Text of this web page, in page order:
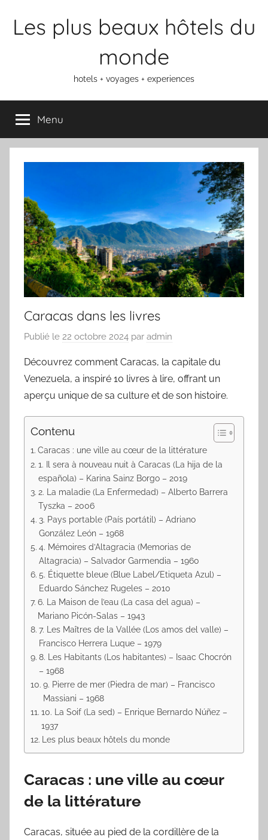
Les plus beaux hôtels du
monde
hotels + voyages + experiences
Menu
Caracas dans les livres
Publié le 22 octobre 2024 par admin
Découvrez comment Caracas, la capitale du
Venezuela, a inspiré 10 livres à lire, offrant un
aperçu unique de sa culture et de son histoire.
Contenu
Caracas : une ville au cœur de la littérature
1. Il sera à nouveau nuit à Caracas (La hija de la
española) – Karina Sainz Borgo – 2019
2. La maladie (La Enfermedad) – Alberto Barrera
Tyszka – 2006
3. Pays portable (País portátil) – Adriano
González León – 1968
4. Mémoires d’Altagracia (Memorias de
Altagracia) – Salvador Garmendia – 1960
5. Étiquette bleue (Blue Label/Etiqueta Azul) –
Eduardo Sánchez Rugeles – 2010
6. La Maison de l’eau (La casa del agua) –
Mariano Picón-Salas – 1943
7. Les Maîtres de la Vallée (Los amos del valle) –
Francisco Herrera Luque – 1979
8. Les Habitants (Los habitantes) – Isaac Chocrón
– 1968
9. Pierre de mer (Piedra de mar) – Francisco
Massiani – 1968
10. La Soif (La sed) – Enrique Bernardo Núñez –
1937
Les plus beaux hôtels du monde
Caracas : une ville au cœur
de la littérature
Caracas, située au pied de la cordillère de la